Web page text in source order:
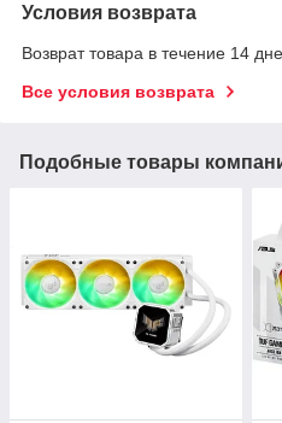
Условия возврата
Возврат товара в течение 14
Все условия возврата
Подобные товары